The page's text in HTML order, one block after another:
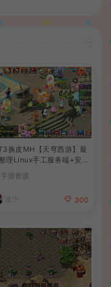
换皮MH【天穹西游】最
理Linux手工服务端+安
果双端+GM后台+详细搭
程+全套源码+视频教程
手游资源
波少 300